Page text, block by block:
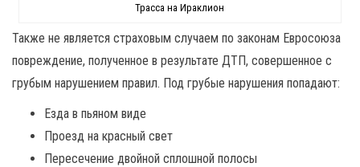
Трасса на Ираклион
Также не является страховым случаем по законам Евросоюза
повреждение, полученное в результате ДТП, совершенное с
грубым нарушением правил. Под грубые нарушения попадают:
Езда в пьяном виде
Проезд на красный свет
Пересечение двойной сплошной полосы